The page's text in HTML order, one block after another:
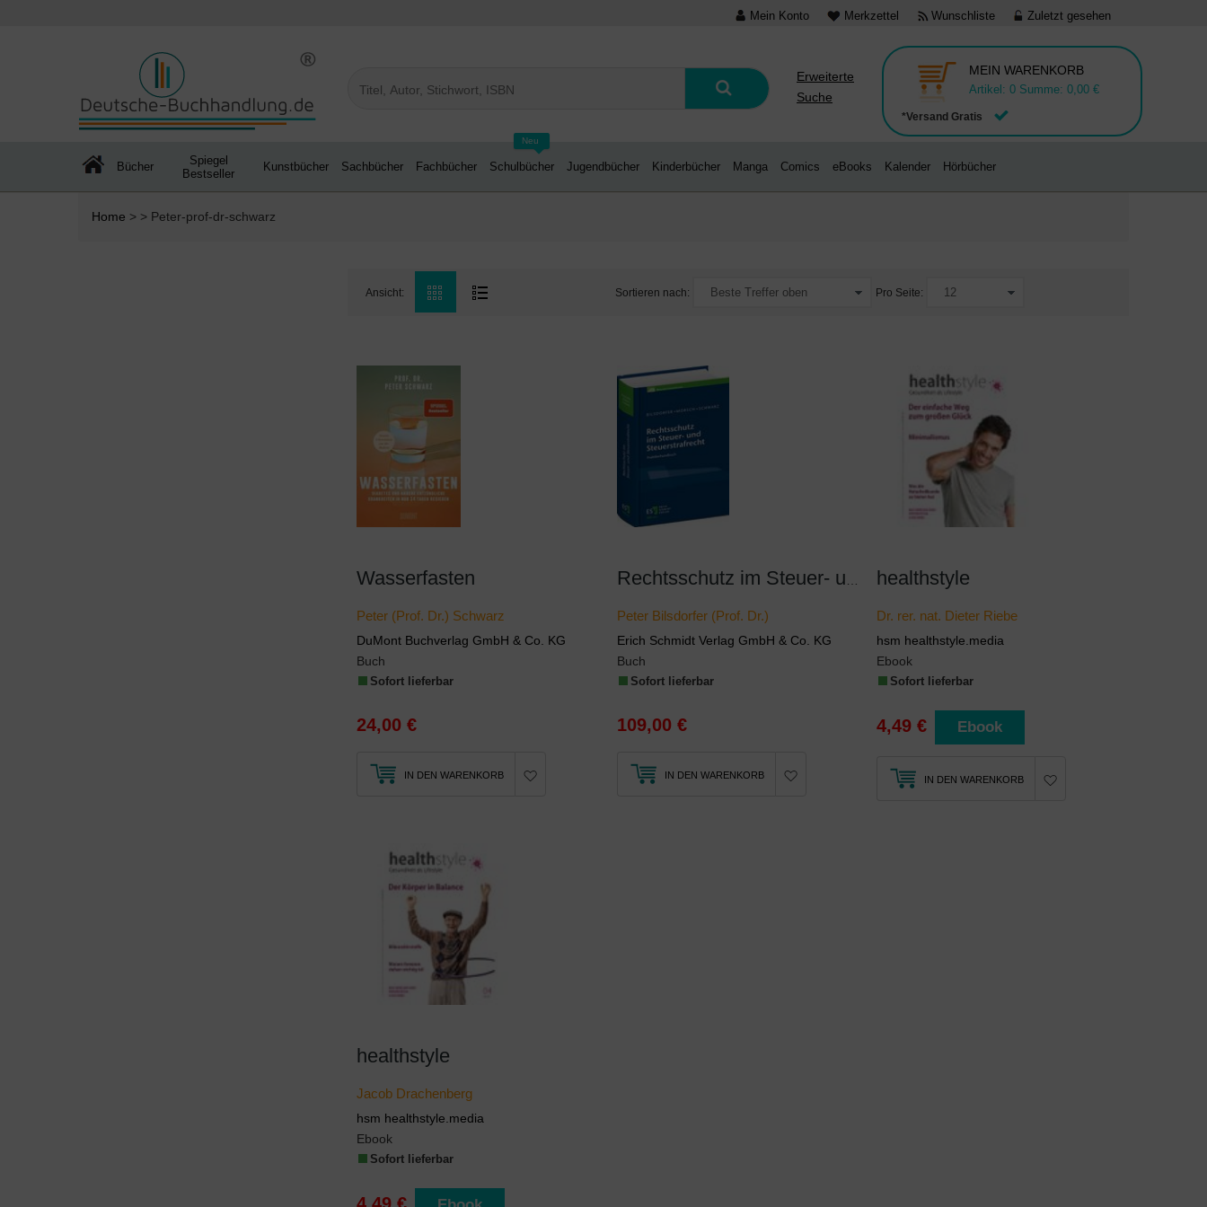
Mein Konto Merkzettel Wunschliste Zuletzt gesehen
Erweiterte
Suche
*Versand Gratis
MEIN WARENKORB
Artikel: 0 Summe: 0,00 €
Bücher
Spiegel
Bestseller
Kunstbücher Sachbücher Fachbücher
Neu
Schulbücher Jugendbücher Kinderbücher Manga Comics eBooks Kalender Hörbücher
Home > > Peter-prof-dr-schwarz
Ansicht: Sortieren nach: Pro Seite:
Wasserfasten
Peter (Prof. Dr.) Schwarz
DuMont Buchverlag GmbH & Co. KG
Buch
Sofort lieferbar
24,00 €
IN DEN WARENKORB
Peter Bilsdorfer (Prof. Dr.)
Erich Schmidt Verlag GmbH & Co. KG
Buch
Sofort lieferbar
109,00 €
IN DEN WARENKORB
healthstyle
Dr. rer. nat. Dieter Riebe
hsm healthstyle.media
Ebook
Sofort lieferbar
4,49 € Ebook
IN DEN WARENKORB
healthstyle
Jacob Drachenberg
hsm healthstyle.media
Ebook
Sofort lieferbar